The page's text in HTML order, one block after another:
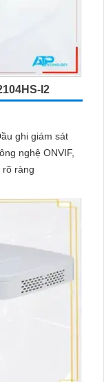
I2
ghi giám sát
rõ ràng